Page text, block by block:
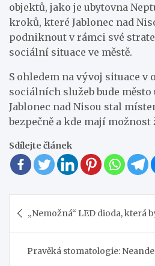
objektů, jako je ubytovna
kroků, které Jablonec nad
podniknout v rámci své
sociální situace ve městě.
S ohledem na vývoj situace v
sociálních služeb bude město
Jablonec nad Nisou stal
bezpečně a kde mají
Sdílejte článek
pro„Nemožná“ LED dioda, která
Pravěká stomatologie: